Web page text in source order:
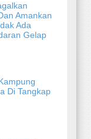
Amankan
Ada
Gelap
Di Tangkap